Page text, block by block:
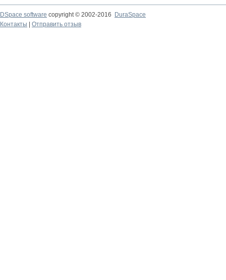
DSpace software copyright © 2002-2016
DuraSpace
Контакты
Отправить отзыв